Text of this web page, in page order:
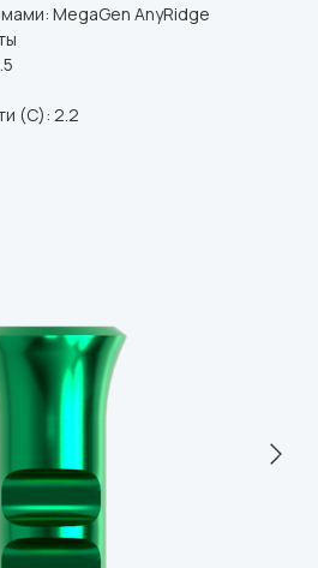
MegaGen AnyRidge
(C): 2.2